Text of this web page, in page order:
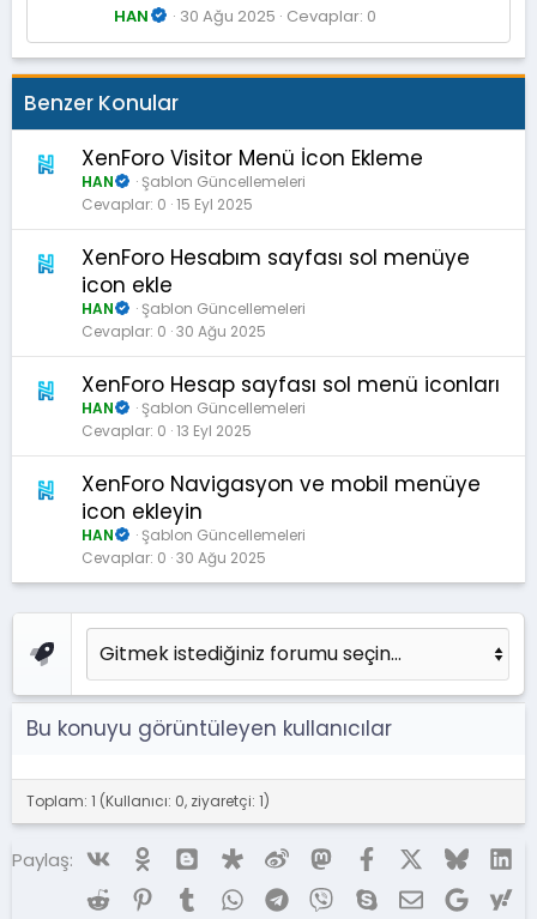
HAN 30 Ağu 2025 Cevaplar: 0
Benzer Konular
XenForo Visitor Menü İcon Ekleme
HAN
Şablon Güncellemeleri
Cevaplar 0 15 Eyl 2025
XenForo Hesabım sayfası sol menüye
icon ekle
HAN
Şablon Güncellemeleri
Cevaplar 0 30 Ağu 2025
XenForo Hesap sayfası sol menü iconları
HAN
Şablon Güncellemeleri
Cevaplar 0 13 Eyl 2025
XenForo Navigasyon ve mobil menüye
icon ekleyin
HAN
Şablon Güncellemeleri
Cevaplar 0 30 Ağu 2025
Bu konuyu görüntüleyen kullanıcılar
Toplam: 1 (Kullanıcı: 0, ziyaretçi: 1)
Paylaş: Vk BloggerDiaspora
Weibo MastodonFacebookX (Twitter)
Bluesky
Reddit Pinterest
TumblrWhatsAppTelegram
ViberSkypeE-postaGoogle